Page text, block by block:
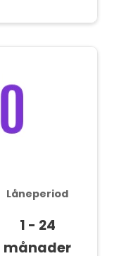
Låneperiod
1 - 24
månader